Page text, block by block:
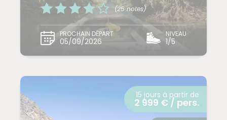
(25 notes)
PROCHAIN DÉPART
05/09/2026
NIVEAU
1/5
15 jours à partir de
2 999 € / pers.